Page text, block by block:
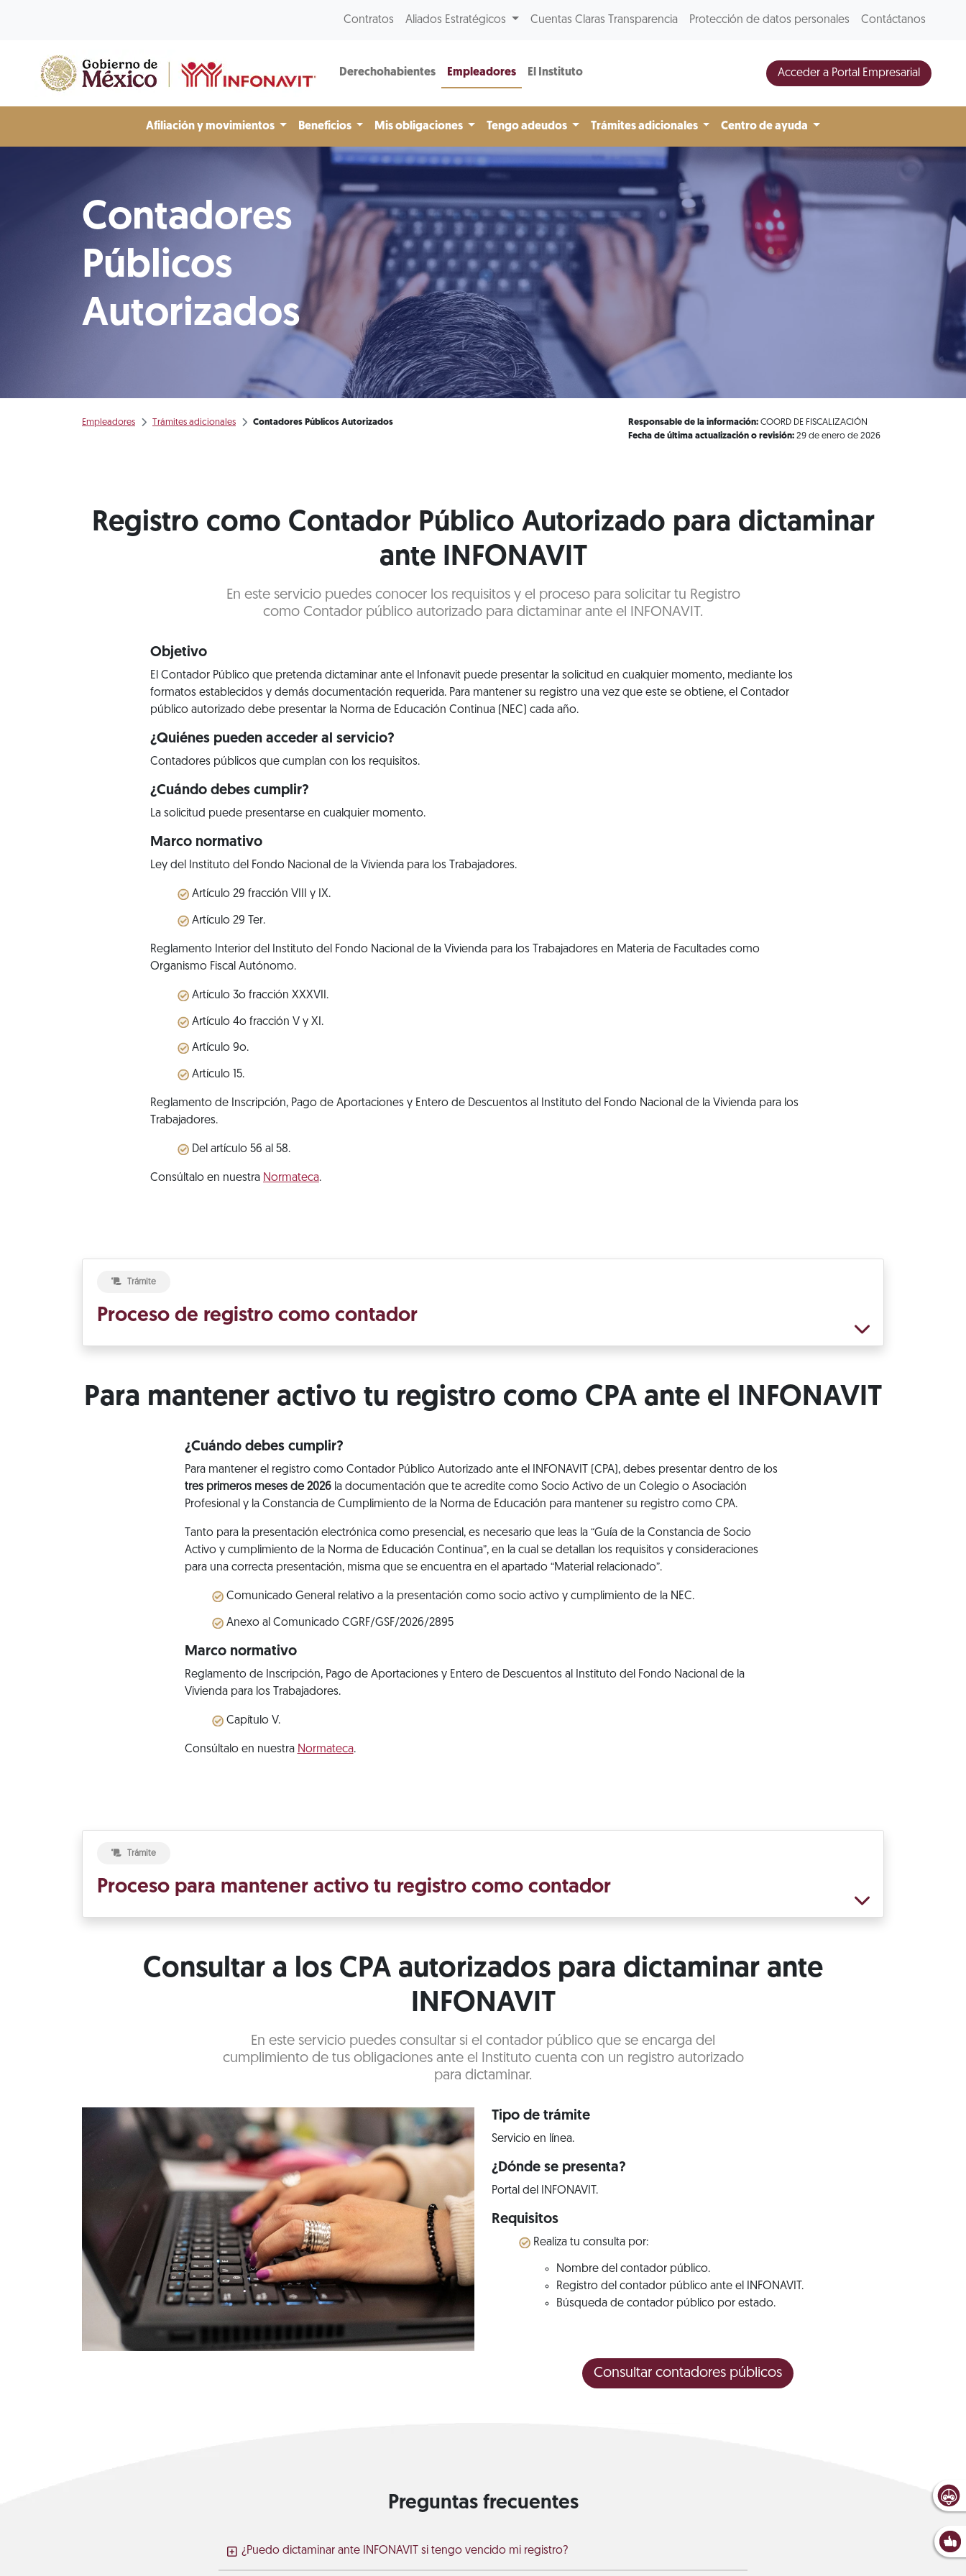
Contratos Aliados Estratégicos Cuentas Claras Transparencia Protección de datos personales Contáctanos
Derechohabientes Empleadores El Instituto Acceder a Portal Empresarial
Afiliación y movimientos Beneficios Mis obligaciones Tengo adeudos Trámites adicionales Centro de ayuda
Contadores
Públicos
Autorizados
Empleadores Trámites adicionales Contadores Públicos Autorizados Responsable de la información: COORD DE FISCALIZACIÓN
Fecha de última actualización o revisión: 29 de enero de 2026
Registro como Contador Público Autorizado para dictaminar
ante INFONAVIT
En este servicio puedes conocer los requisitos y el proceso para solicitar tu Registro
como Contador público autorizado para dictaminar ante el INFONAVIT.
Objetivo
El Contador Público que pretenda dictaminar ante el Infonavit puede presentar la solicitud en cualquier momento, mediante los
formatos establecidos y demás documentación requerida. Para mantener su registro una vez que este se obtiene, el Contador
público autorizado debe presentar la Norma de Educación Continua (NEC) cada año.
¿Quiénes pueden acceder al servicio?
Contadores públicos que cumplan con los requisitos.
¿Cuándo debes cumplir?
La solicitud puede presentarse en cualquier momento.
Marco normativo
Ley del Instituto del Fondo Nacional de la Vivienda para los Trabajadores.
Artículo 29 fracción VIII y IX.
Artículo 29 Ter.
Reglamento Interior del Instituto del Fondo Nacional de la Vivienda para los Trabajadores en Materia de Facultades como
Organismo Fiscal Autónomo.
Artículo 3o fracción XXXVII.
Artículo 4o fracción V y XI.
Artículo 9o.
Artículo 15.
Reglamento de Inscripción, Pago de Aportaciones y Entero de Descuentos al Instituto del Fondo Nacional de la Vivienda para los
Trabajadores.
Del artículo 56 al 58.
Consúltalo en nuestra Normateca.
Trámite
Proceso de registro como contador
Para mantener activo tu registro como CPA ante el INFONAVIT
¿Cuándo debes cumplir?
Para mantener el registro como Contador Público Autorizado ante el INFONAVIT (CPA), debes presentar dentro de los
tres primeros meses de 2026la documentación que te acredite como Socio Activo de un Colegio o Asociación
Profesional y la Constancia de Cumplimiento de la Norma de Educación para mantener su registro como CPA.
Tanto para la presentación electrónica como presencial, es necesario que leas la “Guía de la Constancia de Socio
Activo y cumplimiento de la Norma de Educación Continua”, en la cual se detallan los requisitos y consideraciones
para una correcta presentación, misma que se encuentra en el apartado “Material relacionado”.
Comunicado General relativo a la presentación como socio activo y cumplimiento de la NEC.
Anexo al Comunicado CGRF/GSF/2026/2895
Marco normativo
Reglamento de Inscripción, Pago de Aportaciones y Entero de Descuentos al Instituto del Fondo Nacional de la
Vivienda para los Trabajadores.
Capítulo V.
Consúltalo en nuestra Normateca.
Trámite
Proceso para mantener activo tu registro como contador
Consultar a los CPA autorizados para dictaminar ante
INFONAVIT
En este servicio puedes consultar si el contador público que se encarga del
cumplimiento de tus obligaciones ante el Instituto cuenta con un registro autorizado
para dictaminar.
Tipo de trámite
Servicio en línea.
¿Dónde se presenta?
Portal del INFONAVIT.
Requisitos
Realiza tu consulta por:
Nombre del contador público.
Registro del contador público ante el INFONAVIT.
Búsqueda de contador público por estado.
Consultar contadores públicos
Preguntas frecuentes
¿Puedo dictaminar ante INFONAVIT si tengo vencido mi registro?